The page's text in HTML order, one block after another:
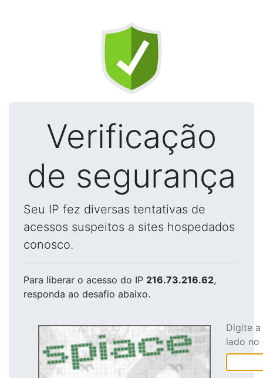
Verificação
de segurança
Seu IP fez diversas tentativas de
acessos suspeitos a sites hospedados
conosco.
Para liberar o acesso do IP 216.73.216.62,
responda ao desafio abaixo.
Digite
lado no